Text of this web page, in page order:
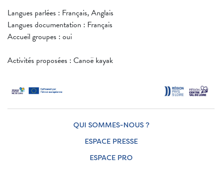
Langues parlées : Français, Anglais
Langues documentation : Français
Accueil groupes : oui
Activités proposées : Canoë kayak
QUI SOMMES-NOUS ?
ESPACE PRESSE
ESPACE PRO